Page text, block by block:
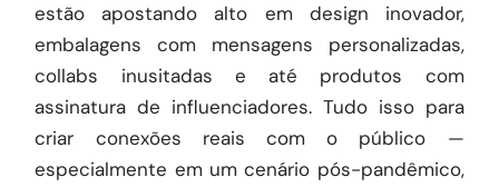
estão apostando alto em design inovador,
embalagens com mensagens personalizadas,
collabs inusitadas e até produtos com
assinatura de influenciadores. Tudo isso para
criar conexões reais com o público —
especialmente em um cenário pós-pandêmico,